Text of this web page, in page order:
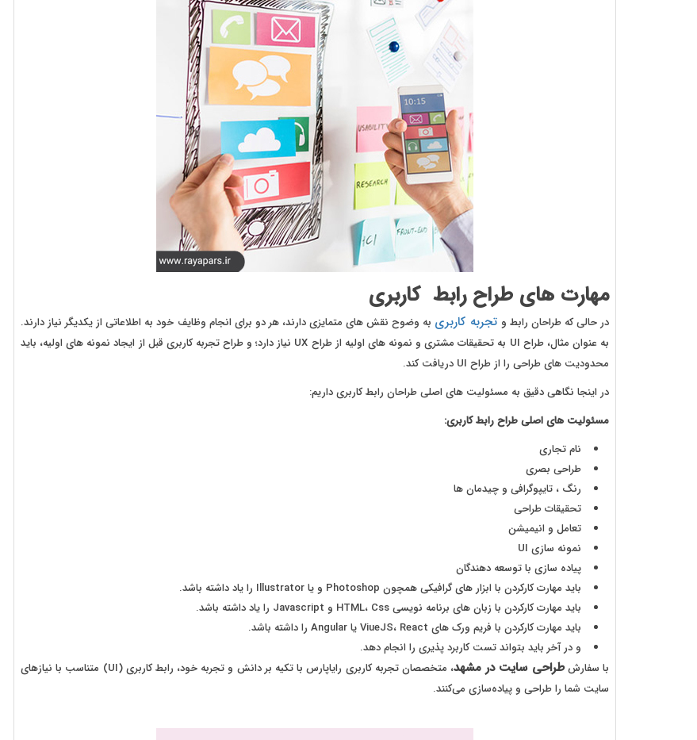
مهارت های طراح رابط کاربری
در حالی که طراحان رابط و تجربه کاربری به وضوح نقش های متمایزی دارند، هر دو برای انجام وظایف خود به اطلاعاتی از یکدیگر نیاز دارند.
به عنوان مثال، طراح UI به تحقیقات مشتری و نمونه های اولیه از طراح UX نیاز دارد؛ و طراح تجربه کاربری قبل از ایجاد نمونه های اولیه، باید
محدودیت های طراحی را از طراح UI دریافت کند.
در اینجا نگاهی دقیق به مسئولیت های اصلی طراحان رابط کاربری داریم:
مسئولیت های اصلی طراح رابط کاربری:
نام تجاری
طراحی بصری
رنگ ، تایپوگرافی و چیدمان ها
تحقیقات طراحی
تعامل و انیمیشن
نمونه سازی UI
پیاده سازی با توسعه دهندگان
باید مهارت کارکردن با ابزار های گرافیکی همچون Photoshop و یا Illustrator را یاد داشته باشد.
باید مهارت کارکردن با زبان های برنامه نویسی HTML، Css و Javascript را یاد داشته باشد.
باید مهارت کارکردن با فریم ورک های ViueJS، React یا Angular را داشته باشد.
و در آخر باید بتواند تست کاربرد پذیری را انجام دهد.
با سفارشطراحی سایت در مشهد
، متخصصان تجربه کاربری رایاپارس با تکیه بر دانش و تجربه خود، رابط کاربری (UI) متناسب با نیازهای
سایت شما را طراحی و پیاده‌سازی می‌کنند.